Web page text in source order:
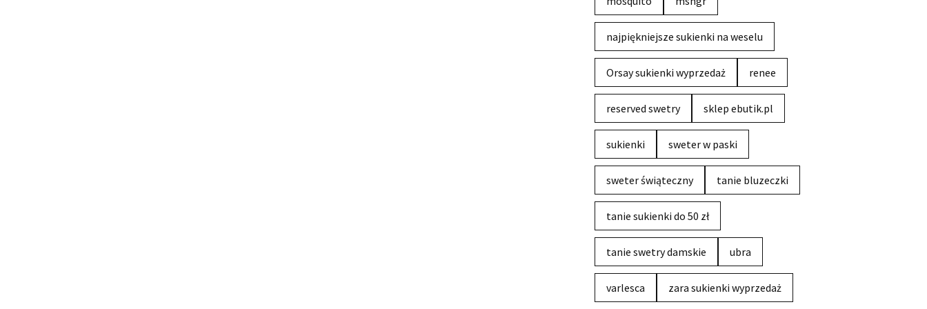
najpiękniejsze sukienki na weselu
Orsay sukienki wyprzedaż renee
reserved swetry sklep ebutik.pl
sukienki sweter w paski
sweter świąteczny tanie bluzeczki
tanie sukienki do 50 zł
tanie swetry damskie ubra
varlesca zara sukienki wyprzedaż